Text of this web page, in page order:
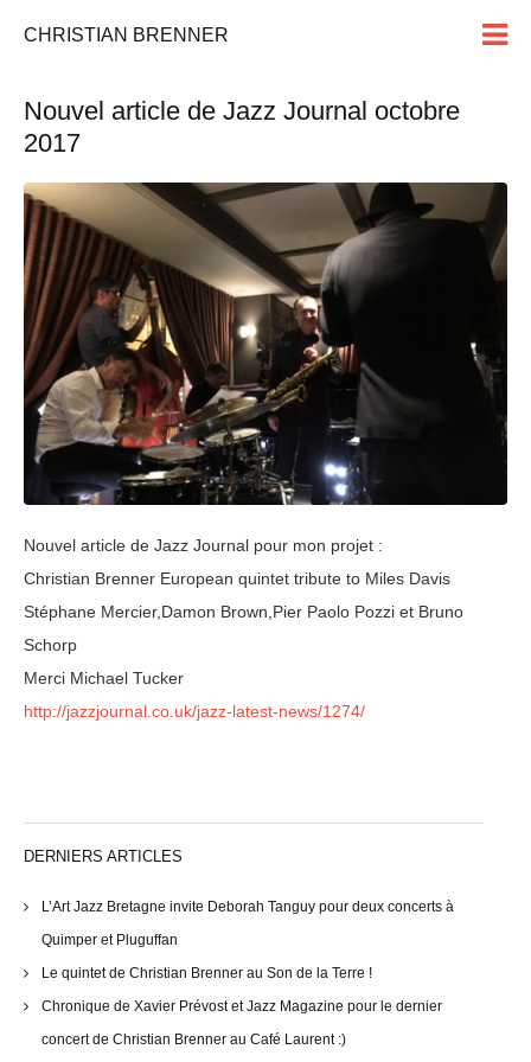
CHRISTIAN BRENNER
Nouvel article de Jazz Journal octobre
2017
Nouvel article de Jazz Journal pour mon projet :
Christian Brenner European quintet tribute to Miles Davis
Stéphane Mercier, Damon Brown Pier Paolo Pozzi et Bruno
Schorp
Merci Michael Tucker
http://jazzjournal.co.uk/jazz-latest-news/1274/
DERNIERS ARTICLES
L’Art Jazz Bretagne invite Deborah Tanguy pour deux concerts à
Quimper et Pluguffan
Le quintet de Christian Brenner au Son de la Terre !
Chronique de Xavier Prévost et Jazz Magazine pour le dernier
concert de Christian Brenner au Café Laurent :)